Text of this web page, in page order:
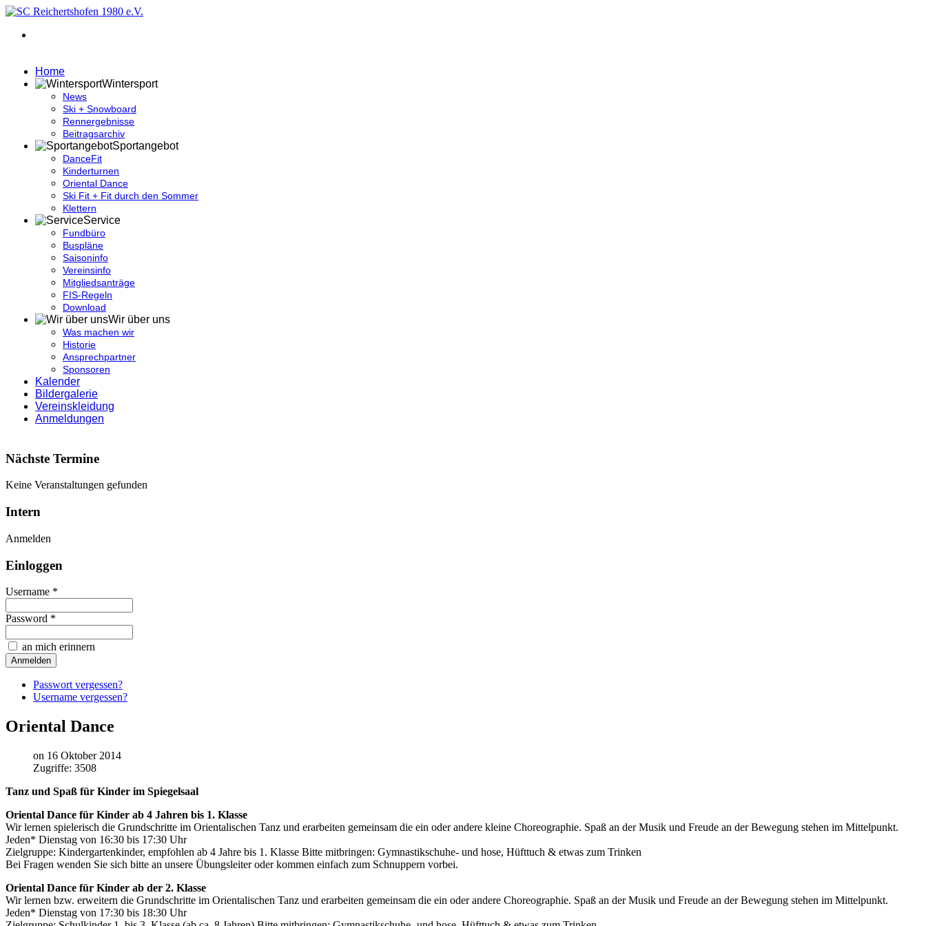
Home
Wintersport
News
Ski + Snowboard
Rennergebnisse
Beitragsarchiv
Sportangebot
DanceFit
Kinderturnen
Oriental Dance
Ski Fit + Fit durch den Sommer
Klettern
Service
Fundbüro
Buspläne
Saisoninfo
Vereinsinfo
Mitgliedsanträge
FIS-Regeln
Download
Wir über uns
Was machen wir
Historie
Ansprechpartner
Sponsoren
Kalender
Bildergalerie
Vereinskleidung
Anmeldungen
Nächste Termine
Keine Veranstaltungen gefunden
Intern
Anmelden
Einloggen
Username *
Password *
an mich erinnern
Passwort vergessen?
Username vergessen?
Oriental Dance
on 16 Oktober 2014
Zugriffe: 3508
Tanz und Spaß für Kinder im Spiegelsaal
Oriental Dance für Kinder ab 4 Jahren bis 1. Klasse
Wir lernen spielerisch die Grundschritte im Orientalischen Tanz und erarbeiten gemeinsam die ein oder andere kleine Choreographie. Spaß an der Musik und Freude an der Bewegung stehen im Mittelpunkt.
Jeden* Dienstag von 16:30 bis 17:30 Uhr
Zielgruppe: Kindergartenkinder, empfohlen ab 4 Jahre bis 1. Klasse Bitte mitbringen: Gymnastikschuhe- und hose, Hüfttuch & etwas zum Trinken
Bei Fragen wenden Sie sich bitte an unsere Übungsleiter oder kommen einfach zum Schnuppern vorbei.
Oriental Dance für Kinder ab der 2. Klasse
Wir lernen bzw. erweitern die Grundschritte im Orientalischen Tanz und erarbeiten gemeinsam die ein oder andere Choreographie. Spaß an der Musik und Freude an der Bewegung stehen im Mittelpunkt.
Jeden* Dienstag von 17:30 bis 18:30 Uhr